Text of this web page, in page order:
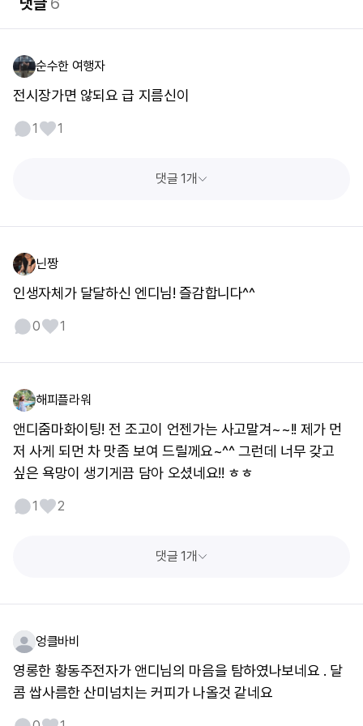
순수한 여행자
전시장가면 않되요 급 지름신이
1 1
댓글 1개
닌짱
인생자체가 달달하신 엔디님! 즐감합니다^^
0 1
해피플라워
앤디줌마화이팅! 전 조고이 언젠가는 사고말겨~~!! 제가 먼
저 사게 되먼 차 맛좀 보여 드릴께요~^^ 그런데 너무 갖고
싶은 욕망이 생기게끔 담아 오셨네요!! ㅎㅎ
1 2
댓글 1개
엉클바비
영롱한 황동주전자가 앤디님의 마음을 탐하였나보네요 . 달
콤 쌉사름한 산미넘치는 커피가 나올것 같네요